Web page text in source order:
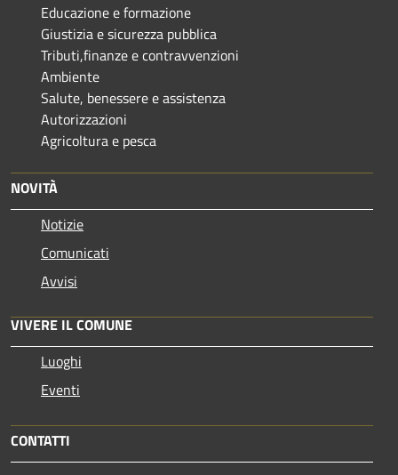
Educazione e formazione
Giustizia e sicurezza pubblica
Tributi,finanze e contravvenzioni
Ambiente
Salute, benessere e assistenza
Autorizzazioni
Agricoltura e pesca
NOVITÀ
Notizie
Comunicati
Avvisi
VIVERE IL COMUNE
Luoghi
Eventi
CONTATTI